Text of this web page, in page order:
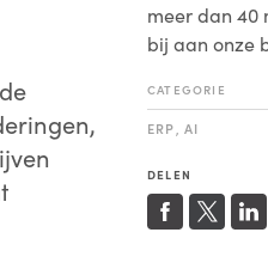
meer dan 40
bij aan onze
CATEGORIE
ERP ,AI
DELEN